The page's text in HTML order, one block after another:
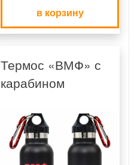
в корзину
Термос «ВМФ» с
карабином